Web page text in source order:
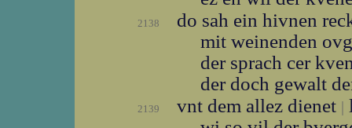
2138
do sah ein hivnen
mit weinenden
der sprach cer
der doch gewalt
2139 vnt dem allez dienet |